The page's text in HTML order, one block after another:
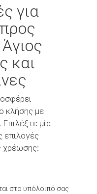
για
και
κλήσης με
μία
επιλογές
χρέωσης:
στο υπόλοιπό σας